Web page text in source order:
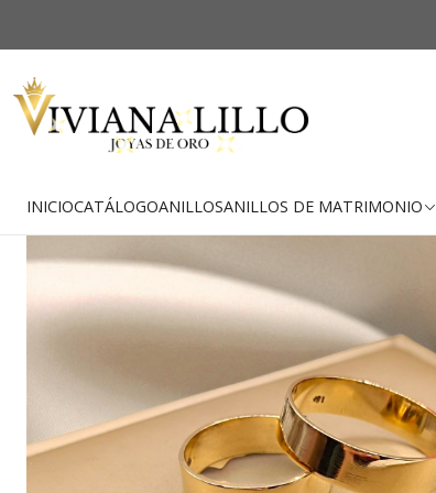
INICIOCATÁLOGOANILLOSANILLOS DE MATRIMONIO
-27% OFF
Envío Gratis